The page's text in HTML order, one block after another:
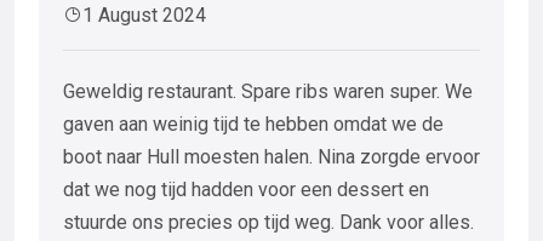
1 August 2024
Geweldig restaurant. Spare ribs waren super. We
gaven aan weinig tijd te hebben omdat we de
boot naar Hull moesten halen. Nina zorgde ervoor
dat we nog tijd hadden voor een dessert en
stuurde ons precies op tijd weg. Dank voor alles.